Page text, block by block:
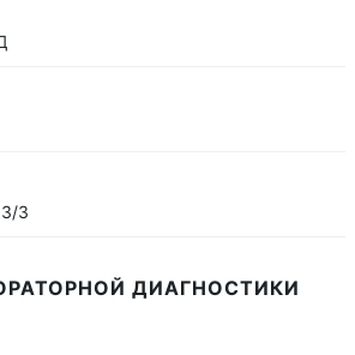
3
ДИАГНОСТИКИ